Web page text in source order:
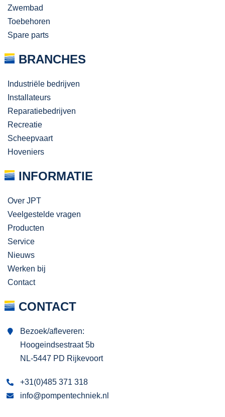
Zwembad
Toebehoren
Spare parts
BRANCHES
Industriële bedrijven
Installateurs
Reparatiebedrijven
Recreatie
Scheepvaart
Hoveniers
INFORMATIE
Over JPT
Veelgestelde vragen
Producten
Service
Nieuws
Werken bij
Contact
CONTACT
Bezoek/afleveren:
Hoogeindsestraat 5b
NL-5447 PD Rijkevoort
+31(0)485 371 318
info@pompentechniek.nl